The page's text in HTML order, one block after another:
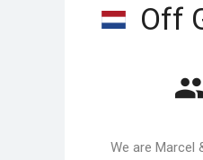
Off
We are Marcel